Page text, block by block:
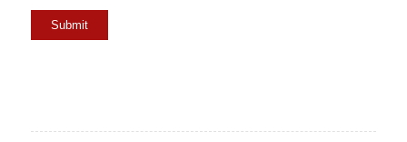
Submit